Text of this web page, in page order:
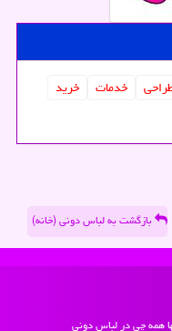
خدمات
خرید
بازگشت به لباس دونی (خانه)
همه چی در لباس دونی